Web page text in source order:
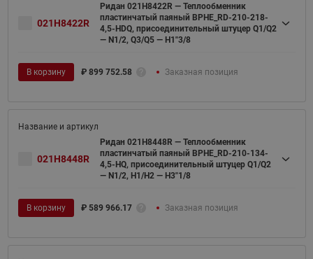
021H8422R
Ридан 021H8422R — Теплообменник
пластинчатый паяный BPHE_RD-210-218-
4,5-HDQ, присоединительный штуцер Q1/Q2
— N1/2, Q3/Q5 — H1"3/8
В корзину ₽ 899 752.58 Заказная позиция
021H8448R
Ридан 021H8448R — Теплообменник
пластинчатый паяный BPHE_RD-210-134-
4,5-HQ, присоединительный штуцер Q1/Q2
— N1/2, H1/H2 — H3"1/8
В корзину ₽ 589 966.17 Заказная позиция